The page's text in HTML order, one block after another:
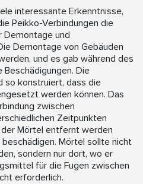
interessante Erkenntnisse,
Peikko-Verbindungen die
Demontage und
Demontage von Gebäuden
und es gab während des
Die
so konstruiert, dass die
werden können. Das
zwischen
Zeitpunkten
Mörtel entfernt werden
Mörtel sollte nicht
sondern nur dort, wo er
für die Fugen zwischen
erforderlich.